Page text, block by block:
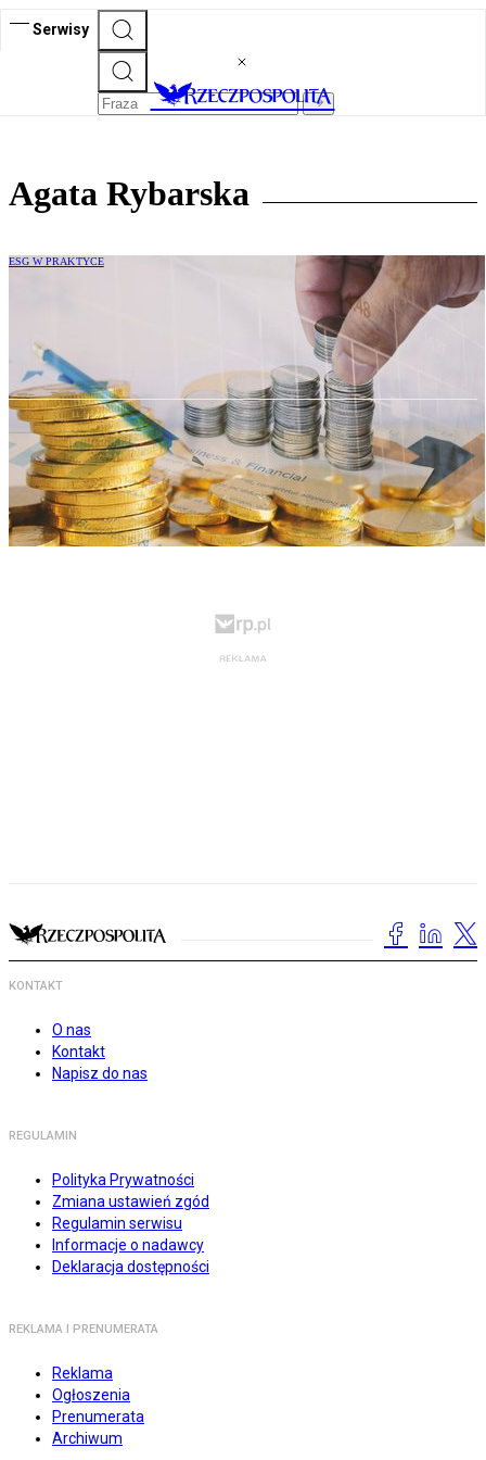
Serwisy
Agata Rybarska
ESG W PRAKTYCE
Programy mentoringowe jako
KONTAKT
O nas
Kontakt
Napisz do nas
REGULAMIN
Polityka Prywatności
Zmiana ustawień zgód
Regulamin serwisu
Informacje o nadawcy
Deklaracja dostępności
REKLAMA I PRENUMERATA
Reklama
Ogłoszenia
Prenumerata
Archiwum